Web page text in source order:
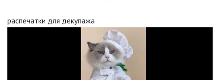
распечатки для декупажа